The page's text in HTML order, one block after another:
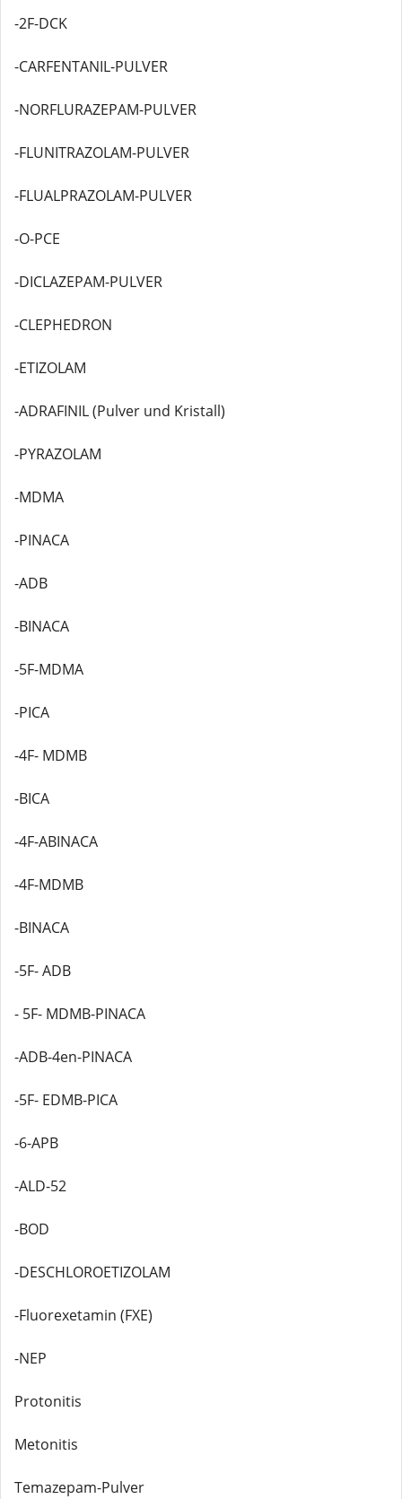
-2F-DCK
-CARFENTANIL-PULVER
-NORFLURAZEPAM-PULVER
-FLUNITRAZOLAM-PULVER
-FLUALPRAZOLAM-PULVER
-O-PCE
-DICLAZEPAM-PULVER
-CLEPHEDRON
-ETIZOLAM
-ADRAFINIL (Pulver und Kristall)
-PYRAZOLAM
-MDMA
-PINACA
-ADB
-BINACA
-5F-MDMA
-PICA
-4F- MDMB
-BICA
-4F-ABINACA
-4F-MDMB
-BINACA
-5F- ADB
- 5F- MDMB-PINACA
-ADB-4en-PINACA
-5F- EDMB-PICA
-6-APB
-ALD-52
-BOD
-DESCHLOROETIZOLAM
-Fluorexetamin (FXE)
-NEP
Protonitis
Metonitis
Temazepam-Pulver